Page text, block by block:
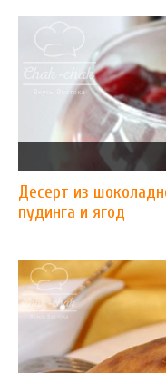
Десерт из
пудинга и ягод